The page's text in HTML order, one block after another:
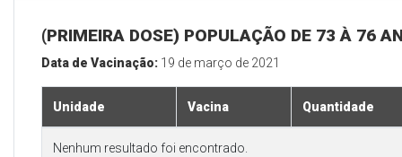
(PRIMEIRA DOSE) POPULAÇÃO DE 73 À 76
Data de Vacinação: 19 de março de 2021
Unidade Vacina Quantidade
Nenhum resultado foi encontrado.